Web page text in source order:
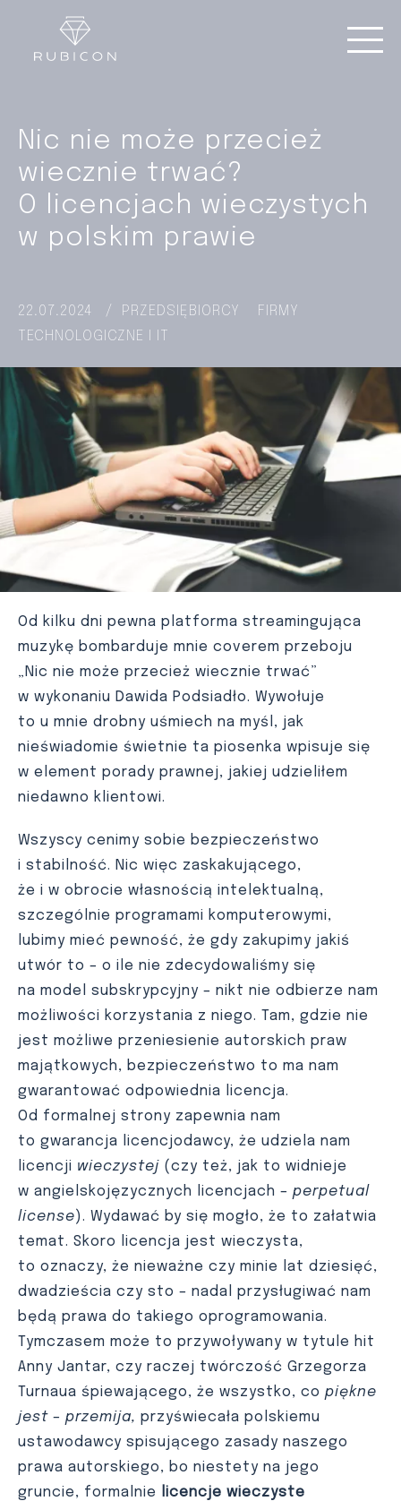
Nic nie może przecież
wiecznie trwać?
O licencjach wieczystych
w polskim prawie
22.07.2024 / PRZEDSIĘBIORCY
FIRMY
TECHNOLOGICZNE I IT
Od kilku dni pewna platforma streamingująca
muzykę bombarduje mnie coverem przeboju
„Nic nie może przecież wiecznie trwać”
w wykonaniu Dawida Podsiadło. Wywołuje
to u mnie drobny uśmiech na myśl, jak
nieświadomie świetnie ta piosenka wpisuje się
w element porady prawnej, jakiej udzieliłem
niedawno klientowi.
Wszyscy cenimy sobie bezpieczeństwo
i stabilność. Nic więc zaskakującego,
że i w obrocie własnością intelektualną,
szczególnie programami komputerowymi,
lubimy mieć pewność, że gdy zakupimy jakiś
utwór to – o ile nie zdecydowaliśmy się
na model subskrypcyjny – nikt nie odbierze nam
możliwości korzystania z niego. Tam, gdzie nie
jest możliwe przeniesienie autorskich praw
majątkowych, bezpieczeństwo to ma nam
gwarantować odpowiednia licencja.
Od formalnej strony zapewnia nam
to gwarancja licencjodawcy, że udziela nam
licencji wieczystej (czy też, jak to widnieje
w angielskojęzycznych licencjach – perpetual
license). Wydawać by się mogło, że to załatwia
temat. Skoro licencja jest wieczysta,
to oznaczy, że nieważne czy minie lat dziesięć,
dwadzieścia czy sto – nadal przysługiwać nam
będą prawa do takiego oprogramowania.
Tymczasem może to przywoływany w tytule hit
Anny Jantar, czy raczej twórczość Grzegorza
Turnaua śpiewającego, że wszystko, co piękne
jest – przemija, przyświecała polskiemu
ustawodawcy spisującego zasady naszego
prawa autorskiego, bo niestety na jego
gruncie, formalnie
licencje wieczyste